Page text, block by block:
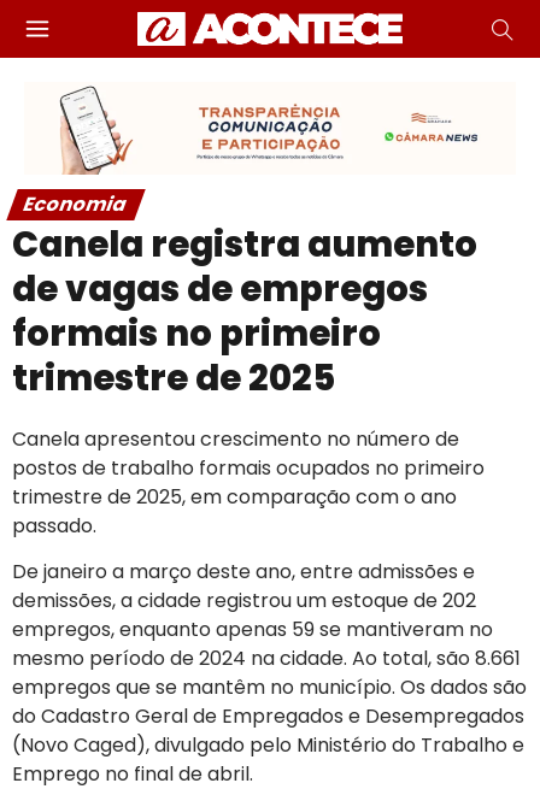
Economia
Canela registra aumento
de vagas de empregos
formais no primeiro
trimestre de 2025
Canela apresentou crescimento no número de
postos de trabalho formais ocupados no primeiro
trimestre de 2025, em comparação com o ano
passado.
De janeiro a março deste ano, entre admissões e
demissões, a cidade registrou um estoque de 202
empregos, enquanto apenas 59 se mantiveram no
mesmo período de 2024 na cidade. Ao total, são 8.661
empregos que se mantêm no município. Os dados são
do Cadastro Geral de Empregados e Desempregados
(Novo Caged), divulgado pelo Ministério do Trabalho e
Emprego no final de abril.